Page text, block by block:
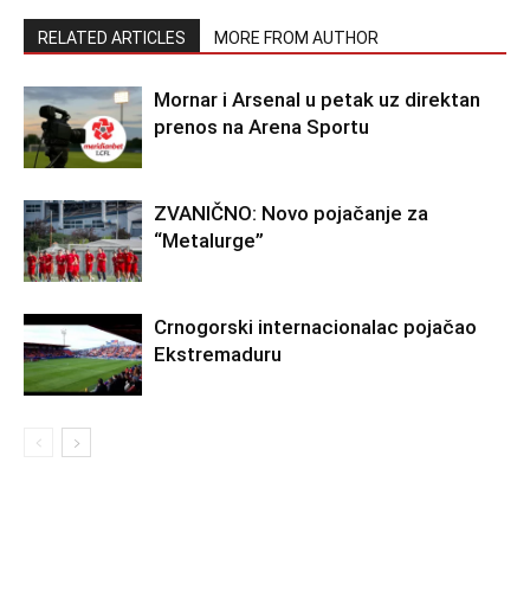
RELATED ARTICLES MORE FROM AUTHOR
Mornar i Arsenal u petak uz direktan
prenos na Arena Sportu
ZVANIČNO: Novo pojačanje za
“Metalurge”
Crnogorski internacionalac pojačao
Ekstremaduru